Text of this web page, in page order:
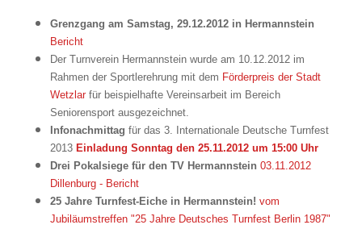
Grenzgang am Samstag, 29.12.2012 in Hermannstein
Bericht
Der Turnverein Hermannstein wurde am 10.12.2012 im
Rahmen der Sportlerehrung mit dem Förderpreis der Stadt
Wetzlar für beispielhafte Vereinsarbeit im Bereich
Seniorensport ausgezeichnet.
Infonachmittag für das 3. Internationale Deutsche Turnfest
2013 Einladung Sonntag den 25.11.2012 um 15:00 Uhr
Drei Pokalsiege für den TV Hermannstein 03.11.2012
Dillenburg - Bericht
25 Jahre Turnfest-Eiche in Hermannstein! vom
Jubiläumstreffen "25 Jahre Deutsches Turnfest Berlin 1987"